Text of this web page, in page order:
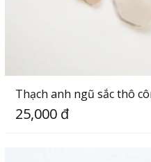
Thạch anh ngũ sắc thô
25,000 đ